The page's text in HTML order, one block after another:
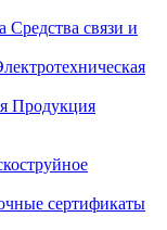
Средства связи и
Продукция
сертификаты